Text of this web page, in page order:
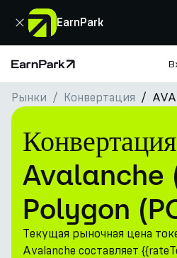
EarnPark
Закрыть
Главная страница
Продукты
Рынки
Калькуляторы
Токен PARK
Ресурсы
Компания
Рынки Конвертация
Конвертация
Avalanche
Polygon
Текущая рыночная цена
Avalanche составляет